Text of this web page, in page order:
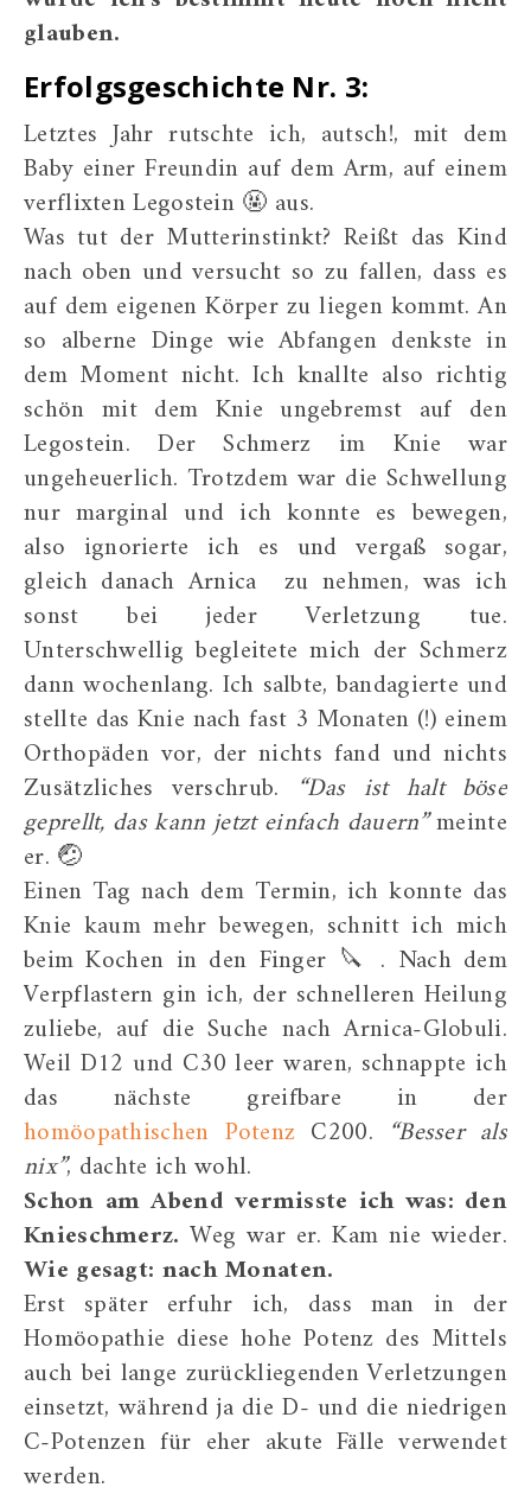
glauben.
Erfolgsgeschichte Nr. 3:
Letztes Jahr rutschte ich, autsch!, mit dem
Baby einer Freundin auf dem Arm, auf einem
verflixten Legostein 🤬 aus.
Was tut der Mutterinstinkt? Reißt das Kind
nach oben und versucht so zu fallen, dass es
auf dem eigenen Körper zu liegen kommt. An
so alberne Dinge wie Abfangen denkste in
dem Moment nicht. Ich knallte also richtig
schön mit dem Knie ungebremst auf den
Legostein. Der Schmerz im Knie war
ungeheuerlich. Trotzdem war die Schwellung
nur marginal und ich konnte es bewegen,
also ignorierte ich es und vergaß sogar,
gleich danach Arnica zu nehmen, was ich
sonst bei jeder Verletzung tue.
Unterschwellig begleitete mich der Schmerz
dann wochenlang. Ich salbte, bandagierte und
stellte das Knie nach fast 3 Monaten (!) einem
Orthopäden vor, der nichts fand und nichts
Zusätzliches verschrub. “Das ist halt böse
geprellt, das kann jetzt einfach dauern”meinte
er. 🤕
Einen Tag nach dem Termin, ich konnte das
Knie kaum mehr bewegen, schnitt ich mich
beim Kochen in den Finger 🔪 . Nach dem
Verpflastern gin ich, der schnelleren Heilung
zuliebe, auf die Suche nach Arnica-Globuli.
Weil D12 und C30 leer waren, schnappte ich
das nächste greifbare in der
homöopathischen Potenz C200. “Besser als
nix”, dachte ich wohl.
Schon am Abend vermisste ich was: den
Knieschmerz. Weg war er. Kam nie wieder.
Wie gesagt: nach Monaten.
Erst später erfuhr ich, dass man in der
Homöopathie diese hohe Potenz des Mittels
auch bei lange zurückliegenden Verletzungen
einsetzt, während ja die D- und die niedrigen
C-Potenzen für eher akute Fälle verwendet
werden.